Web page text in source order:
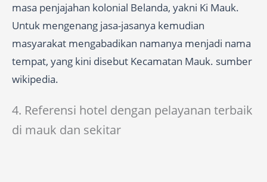
masa penjajahan kolonial Belanda, yakni Ki Mauk.
Untuk mengenang jasa-jasanya kemudian
masyarakat mengabadikan namanya menjadi nama
tempat, yang kini disebut Kecamatan Mauk. sumber
wikipedia.
4. Referensi hotel dengan pelayanan terbaik
di mauk dan sekitar